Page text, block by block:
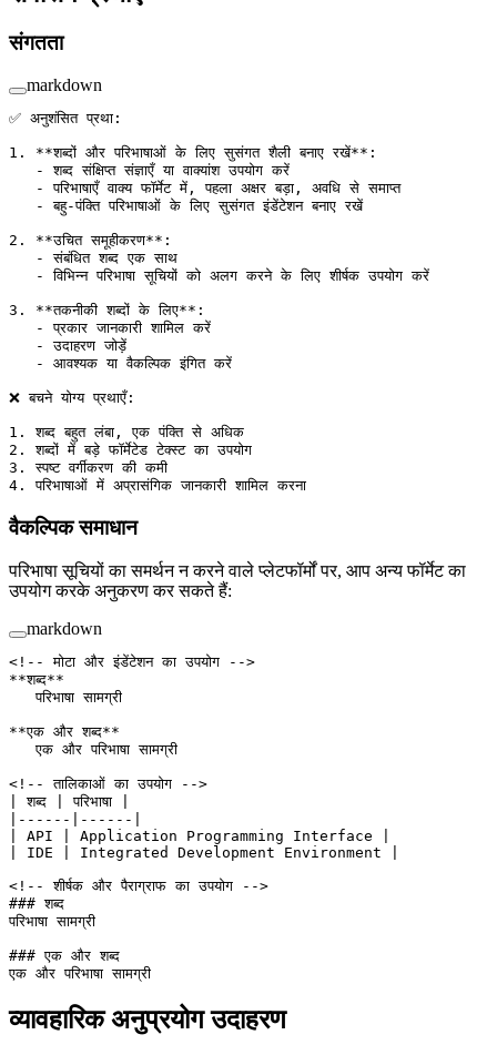
संगतता
markdown
✅ अनुशंसित प्रथा:
1. **शब्दों और परिभाषाओं के लिए सुसंगत शैली बनाए रखें** :
   -
शब्द संक्षिप्त संज्ञाएँ या वाक्यांश उपयोग करें
   -
परिभाषाएँ वाक्य फॉर्मेट में, पहला अक्षर बड़ा, अवधि से समाप्त
   -
बहु-पंक्ति परिभाषाओं के लिए सुसंगत इंडेंटेशन बनाए रखें
2. **उचित समूहीकरण** :
   -
संबंधित शब्द एक साथ
   -
विभिन्न परिभाषा सूचियों को अलग करने के लिए शीर्षक उपयोग करें
3. **तकनीकी शब्दों के लिए** :
   -
प्रकार जानकारी शामिल करें
   -
उदाहरण जोड़ें
   -
आवश्यक या वैकल्पिक इंगित करें
❌ बचने योग्य प्रथाएँ:
1.
शब्द बहुत लंबा, एक पंक्ति से अधिक
2.
शब्दों में बड़े फॉर्मेटेड टेक्स्ट का उपयोग
3.
स्पष्ट वर्गीकरण की कमी
4.
परिभाषाओं में अप्रासंगिक जानकारी शामिल करना
वैकल्पिक समाधान
परिभाषा सूचियों का समर्थन न करने वाले प्लेटफॉर्मों पर, आप अन्य फॉर्मेट का
उपयोग करके अनुकरण कर सकते हैं:
markdown
<!-- मोटा और इंडेंटेशन का उपयोग -->
**शब्द**
   परिभाषा सामग्री
**एक और शब्द**
   एक और परिभाषा सामग्री
<!-- तालिकाओं का उपयोग -->
| शब्द | परिभाषा |
|------|------|
| API | Application Programming Interface |
| IDE | Integrated Development Environment |
<!-- शीर्षक और पैराग्राफ का उपयोग -->
### शब्द
परिभाषा सामग्री
### एक और शब्द
एक और परिभाषा सामग्री
व्यावहारिक अनुप्रयोग उदाहरण